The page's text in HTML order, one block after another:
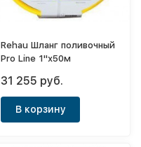
Rehau Шланг поливочный
Pro Line 1"х50м
31 255 руб.
В корзину